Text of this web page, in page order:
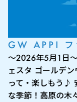
GW APPI フ
～2026年5月1日
ェスタ ゴールデ
って・楽しもう♪
な季節！高原の木